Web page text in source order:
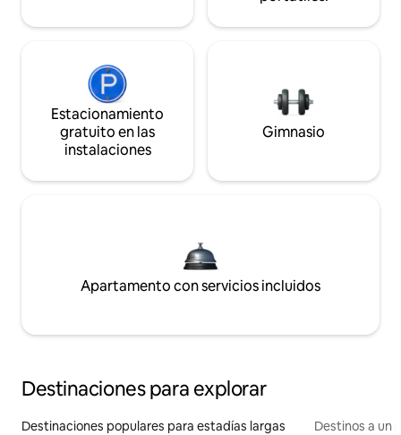
Estacionamiento
gratuito en las
instalaciones
Gimnasio
Apartamento con servicios incluidos
Destinaciones para explorar
Destinaciones populares para estadías largas Destinos a un